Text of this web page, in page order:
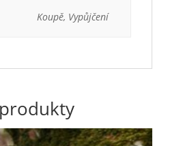
Koupě, Vypůjčení